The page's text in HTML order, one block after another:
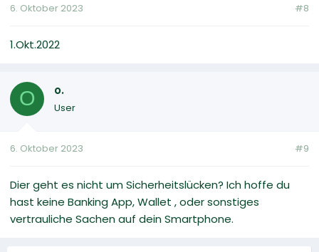
6. Oktober 2023 #8
1.Okt.2022
O o.
User
6. Oktober 2023 #9
Dier geht es nicht um Sicherheitslücken? Ich hoffe du
hast keine Banking App, Wallet , oder sonstiges
vertrauliche Sachen auf dein Smartphone.